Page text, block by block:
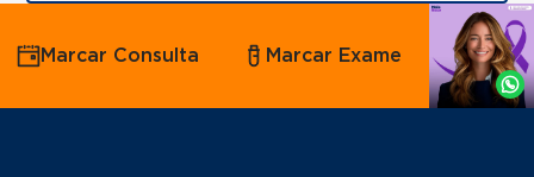
Agende
por
Whatsapp
Marcar Consulta Marcar Exame